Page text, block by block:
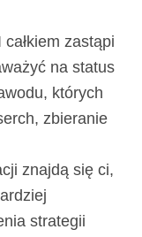
zastąpi
na status
których
zbieranie
znajdą się ci,
strategii